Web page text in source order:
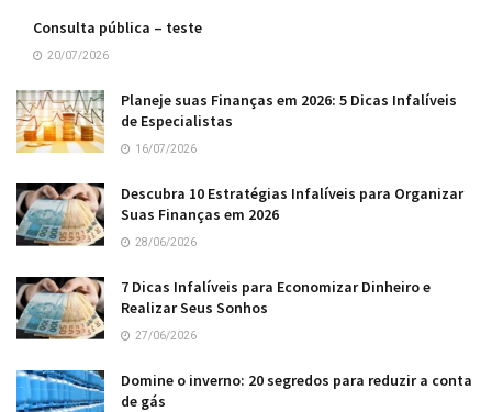
Consulta pública – teste
20/07/2026
Planeje suas Finanças em 2026: 5 Dicas Infalíveis
de Especialistas
16/07/2026
Descubra 10 Estratégias Infalíveis para Organizar
Suas Finanças em 2026
28/06/2026
7 Dicas Infalíveis para Economizar Dinheiro e
Realizar Seus Sonhos
27/06/2026
Domine o inverno: 20 segredos para reduzir a conta
de gás